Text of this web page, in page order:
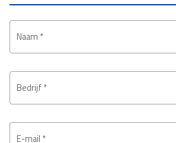
Naam *
Bedrijf *
E-mail *